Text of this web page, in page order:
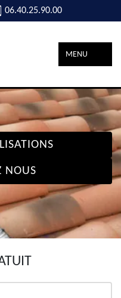
06.40.25.90.00
MENU
NOUS